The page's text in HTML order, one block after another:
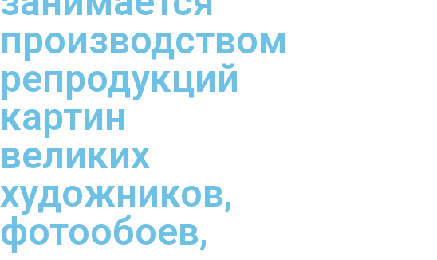
производством
репродукций
картин
великих
художников,
фотообоев,